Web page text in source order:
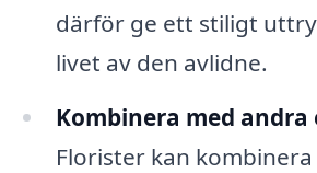
därför ge ett stiligt
livet av den avlidne.
Kombinera med andra
Florister kan